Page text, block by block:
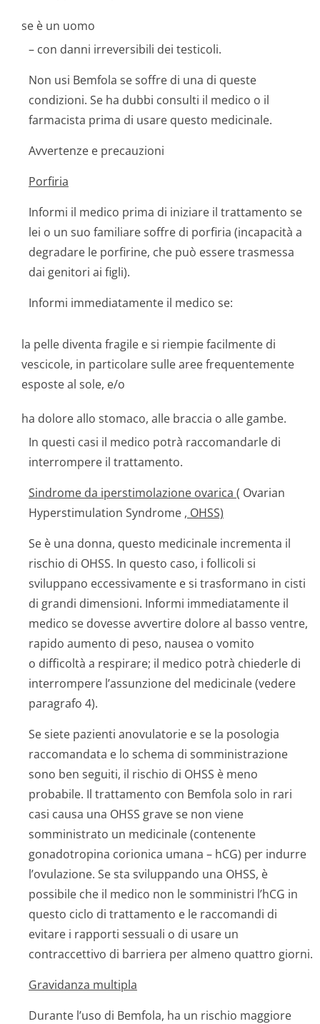
se è un uomo
– con danni irreversibili dei testicoli.
Non usi Bemfola se soffre di una di queste
condizioni. Se ha dubbi consulti il medico o il
farmacista prima di usare questo medicinale.
Avvertenze e precauzioni
Porfiria
Informi il medico prima di iniziare il trattamento se
lei o un suo familiare soffre di porfiria (incapacità a
degradare le porfirine, che può essere trasmessa
dai genitori ai figli).
Informi immediatamente il medico se:
la pelle diventa fragile e si riempie facilmente di
vescicole, in particolare sulle aree frequentemente
esposte al sole, e/o
ha dolore allo stomaco, alle braccia o alle gambe.
In questi casi il medico potrà raccomandarle di
interrompere il trattamento.
Sindrome da iperstimolazione ovarica ( Ovarian
Hyperstimulation Syndrome , OHSS)
Se è una donna, questo medicinale incrementa il
rischio di OHSS. In questo caso, i follicoli si
sviluppano eccessivamente e si trasformano in cisti
di grandi dimensioni. Informi immediatamente il
medico se dovesse avvertire dolore al basso ventre,
rapido aumento di peso, nausea o vomito
o difficoltà a respirare; il medico potrà chiederle di
interrompere l’assunzione del medicinale (vedere
paragrafo 4).
Se siete pazienti anovulatorie e se la posologia
raccomandata e lo schema di somministrazione
sono ben seguiti, il rischio di OHSS è meno
probabile. Il trattamento con Bemfola solo in rari
casi causa una OHSS grave se non viene
somministrato un medicinale (contenente
gonadotropina corionica umana – hCG) per indurre
l’ovulazione. Se sta sviluppando una OHSS, è
possibile che il medico non le somministri l’hCG in
questo ciclo di trattamento e le raccomandi di
evitare i rapporti sessuali o di usare un
contraccettivo di barriera per almeno quattro giorni.
Gravidanza multipla
Durante l’uso di Bemfola, ha un rischio maggiore